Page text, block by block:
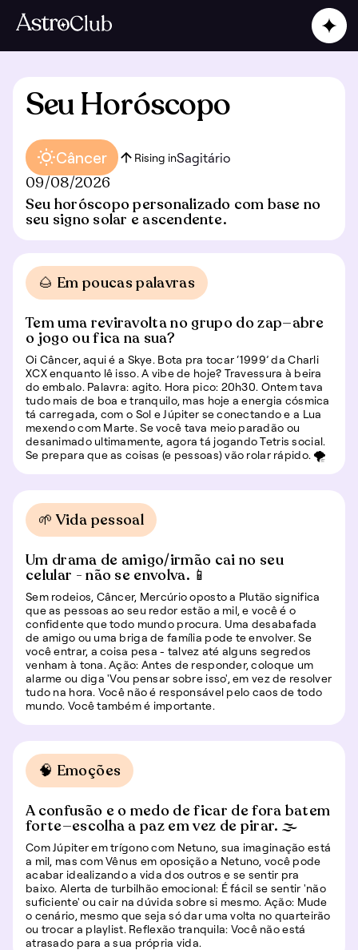
Seu Horóscopo
Câncer Rising inSagitário
09/08/2026
Seu horóscopo personalizado com base no
seu signo solar e ascendente.
🌰 Em poucas palavras
Tem uma reviravolta no grupo do zap—abre
o jogo ou fica na sua?
Oi Câncer, aqui é a Skye. Bota pra tocar ‘1999’ da Charli
XCX enquanto lê isso. A vibe de hoje? Travessura à beira
do embalo. Palavra: agito. Hora pico: 20h30. Ontem tava
tudo mais de boa e tranquilo, mas hoje a energia cósmica
tá carregada, com o Sol e Júpiter se conectando e a Lua
mexendo com Marte. Se você tava meio paradão ou
desanimado ultimamente, agora tá jogando Tetris social.
Se prepara que as coisas (e pessoas) vão rolar rápido. 🌪️
🌱 Vida pessoal
Um drama de amigo/irmão cai no seu
celular - não se envolva. 📱
Sem rodeios, Câncer, Mercúrio oposto a Plutão significa
que as pessoas ao seu redor estão a mil, e você é o
confidente que todo mundo procura. Uma desabafada
de amigo ou uma briga de família pode te envolver. Se
você entrar, a coisa pesa - talvez até alguns segredos
venham à tona. Ação: Antes de responder, coloque um
alarme ou diga 'Vou pensar sobre isso', em vez de resolver
tudo na hora. Você não é responsável pelo caos de todo
mundo. Você também é importante.
🧠 Emoções
A confusão e o medo de ficar de fora batem
forte—escolha a paz em vez de pirar. 🌫️
Com Júpiter em trígono com Netuno, sua imaginação está
a mil, mas com Vênus em oposição a Netuno, você pode
acabar idealizando a vida dos outros e se sentir pra
baixo. Alerta de turbilhão emocional: É fácil se sentir 'não
suficiente' ou cair na dúvida sobre si mesmo. Ação: Mude
o cenário, mesmo que seja só dar uma volta no quarteirão
ou trocar a playlist. Reflexão tranquila: Você não está
atrasado para a sua própria vida.